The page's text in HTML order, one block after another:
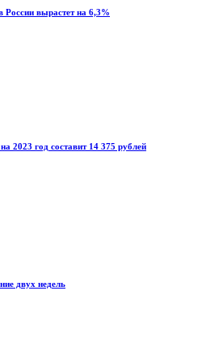
вырастет на 6,3%
2023 год составит 14 375 рублей
двух недель